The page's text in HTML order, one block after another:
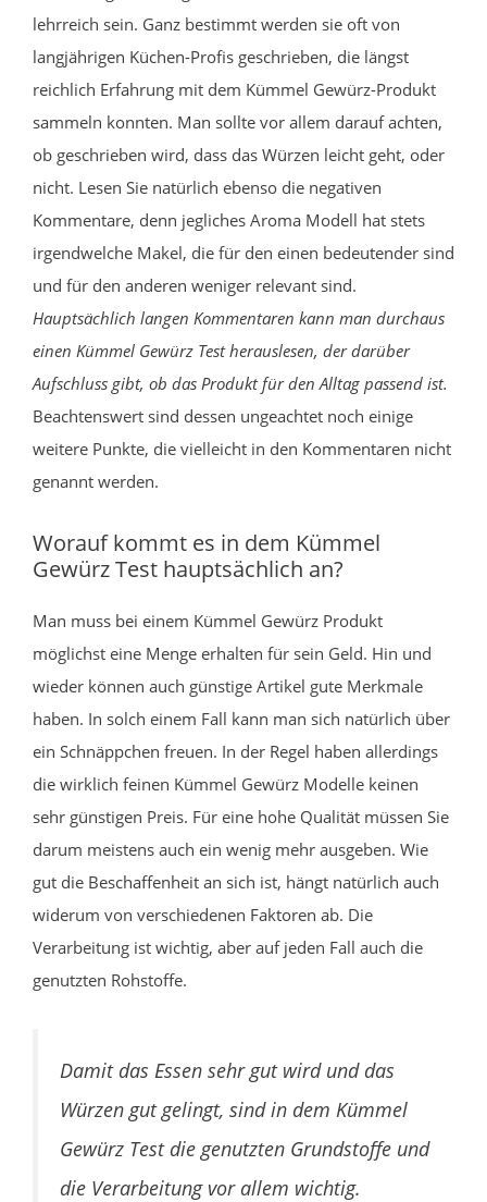
lehrreich sein. Ganz bestimmt werden sie oft von
langjährigen Küchen-Profis geschrieben, die längst
reichlich Erfahrung mit dem Kümmel Gewürz-Produkt
sammeln konnten. Man sollte vor allem darauf achten,
ob geschrieben wird, dass das Würzen leicht geht, oder
nicht. Lesen Sie natürlich ebenso die negativen
Kommentare, denn jegliches Aroma Modell hat stets
irgendwelche Makel, die für den einen bedeutender sind
und für den anderen weniger relevant sind.
Hauptsächlich langen Kommentaren kann man durchaus
einen Kümmel Gewürz Test herauslesen, der darüber
Aufschluss gibt, ob das Produkt für den Alltag passend ist.
Beachtenswert sind dessen ungeachtet noch einige
weitere Punkte, die vielleicht in den Kommentaren nicht
genannt werden.
Worauf kommt es in dem Kümmel
Gewürz Test hauptsächlich an?
Man muss bei einem Kümmel Gewürz Produkt
möglichst eine Menge erhalten für sein Geld. Hin und
wieder können auch günstige Artikel gute Merkmale
haben. In solch einem Fall kann man sich natürlich über
ein Schnäppchen freuen. In der Regel haben allerdings
die wirklich feinen Kümmel Gewürz Modelle keinen
sehr günstigen Preis. Für eine hohe Qualität müssen Sie
darum meistens auch ein wenig mehr ausgeben. Wie
gut die Beschaffenheit an sich ist, hängt natürlich auch
widerum von verschiedenen Faktoren ab. Die
Verarbeitung ist wichtig, aber auf jeden Fall auch die
genutzten Rohstoffe.
Damit das Essen sehr gut wird und das
Würzen gut gelingt, sind in dem Kümmel
Gewürz Test die genutzten Grundstoffe und
die Verarbeitung vor allem wichtig.